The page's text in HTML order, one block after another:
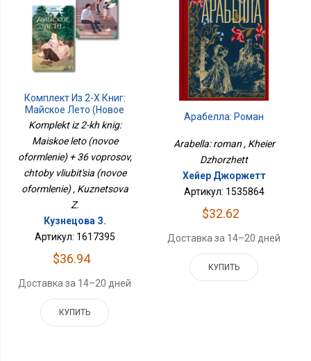
Комплект Из 2-Х Книг:
Майское Лето (новое
Оформление) + 36
Вопросов, Чтобы
Влюбиться (новое
Оформление)
Komplekt iz 2-kh knig:
Maiskoe leto (novoe
oformlenie) + 36 voprosov,
chtoby vliubit'sia (novoe
oformlenie) , Kuznetsova
Z.
Кузнецова З.
Артикул: 1617395
$36.94
Доставка за 14–20 дней
КУПИТЬ
Арабелла: Роман
Arabella: roman , Kheier
Dzhorzhett
Хейер Джоржетт
Артикул: 1535864
$32.62
Доставка за 14–20 дней
КУПИТЬ